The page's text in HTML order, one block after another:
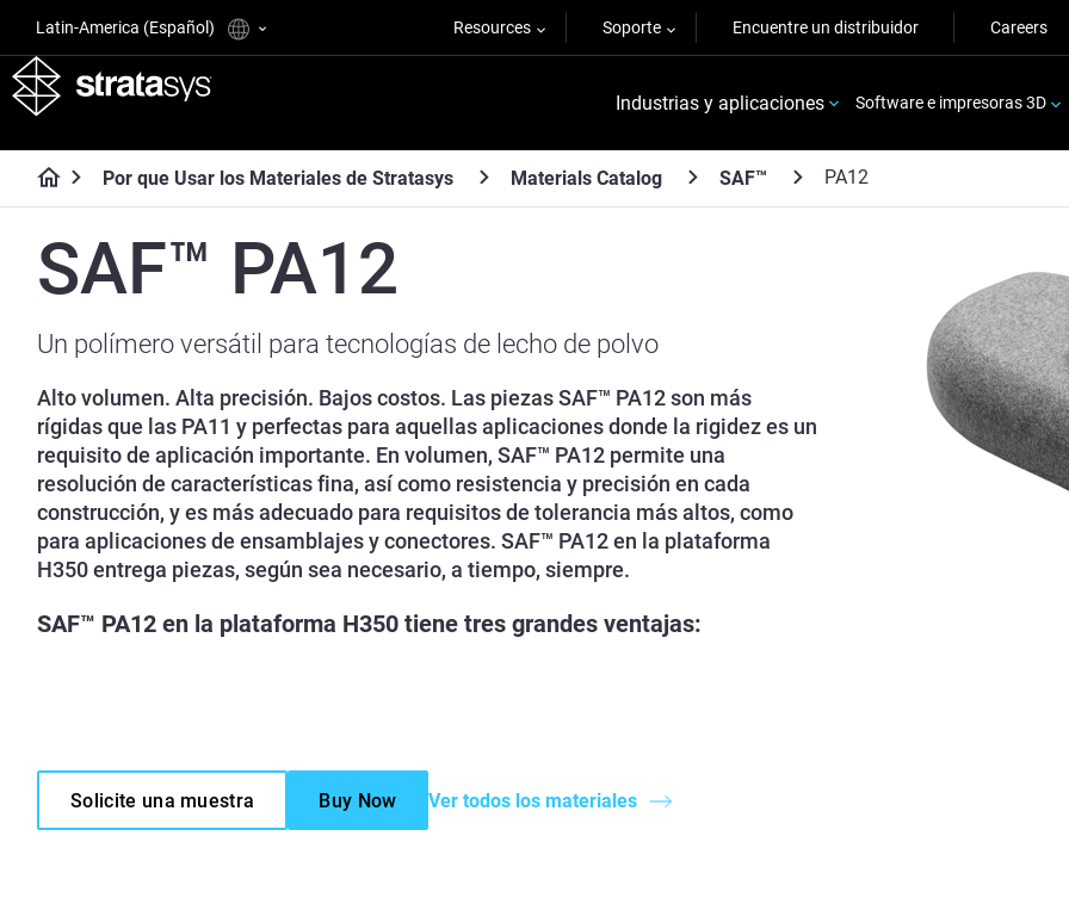
Latin-America (Español) Resources Soporte Encuentre un distribuidor Careers
Industrias y aplicaciones Software e impresoras 3D
Por que Usar los Materiales de Stratasys Materials Catalog SAF™ PA12
SAF™ PA12
Un polímero versátil para tecnologías de lecho de polvo
Alto volumen. Alta precisión. Bajos costos. Las piezas SAF™ PA12 son más
rígidas que las PA11 y perfectas para aquellas aplicaciones donde la rigidez es un
requisito de aplicación importante. En volumen, SAF™ PA12 permite una
resolución de características fina, así como resistencia y precisión en cada
construcción, y es más adecuado para requisitos de tolerancia más altos, como
para aplicaciones de ensamblajes y conectores. SAF™ PA12 en la plataforma
H350 entrega piezas, según sea necesario, a tiempo, siempre.
SAF™ PA12 en la plataforma H350 tiene tres grandes ventajas:
Solicite una muestra Buy Now Ver todos los materiales